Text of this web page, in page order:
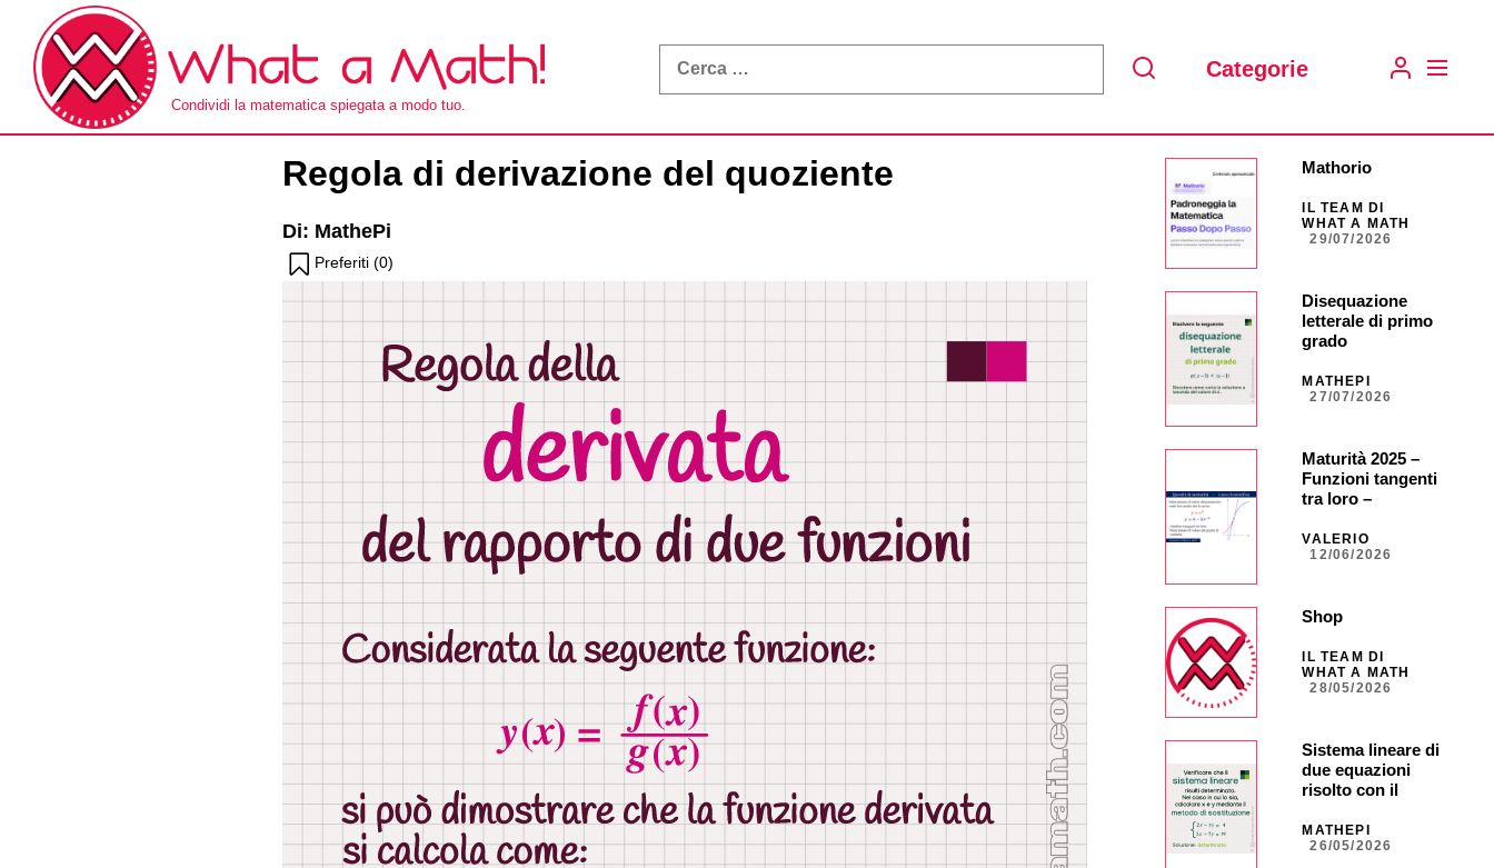
content
a
Math!
Condividi la matematica spiegata a modo tuo.
Categorie
Regola di derivazione del quoziente
Di: MathePi
Preferiti (0)
Mathorio
IL TEAM DI
WHAT A MATH
29/07/2026
Disequazione
letterale di primo
grado
MATHEPI
27/07/2026
Maturità 2025 –
Funzioni tangenti
tra loro –
Quesito 5
VALERIO
12/06/2026
Shop
IL TEAM DI
WHAT A MATH
28/05/2026
Sistema lineare di
due equazioni
risolto con il
sostituzione
MATHEPI
26/05/2026